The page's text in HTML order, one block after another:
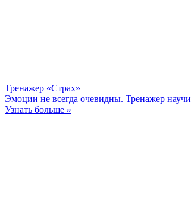
Тренажер «Страх»
Эмоции не всегда очевидны. Тренажер
Узнать больше »